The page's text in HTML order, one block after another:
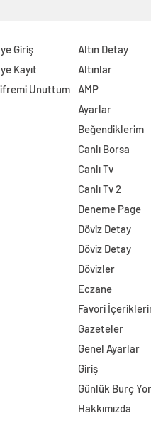
Giriş
Kayıt
Unuttum
Altın Detay
Altınlar
AMP
Ayarlar
Beğendiklerim
Canlı Borsa
Canlı Tv
Canlı Tv 2
Deneme Page
Döviz Detay
Döviz Detay
Dövizler
Eczane
Favori
Gazeteler
Genel Ayarlar
Giriş
Günlük Burç
Hakkımızda